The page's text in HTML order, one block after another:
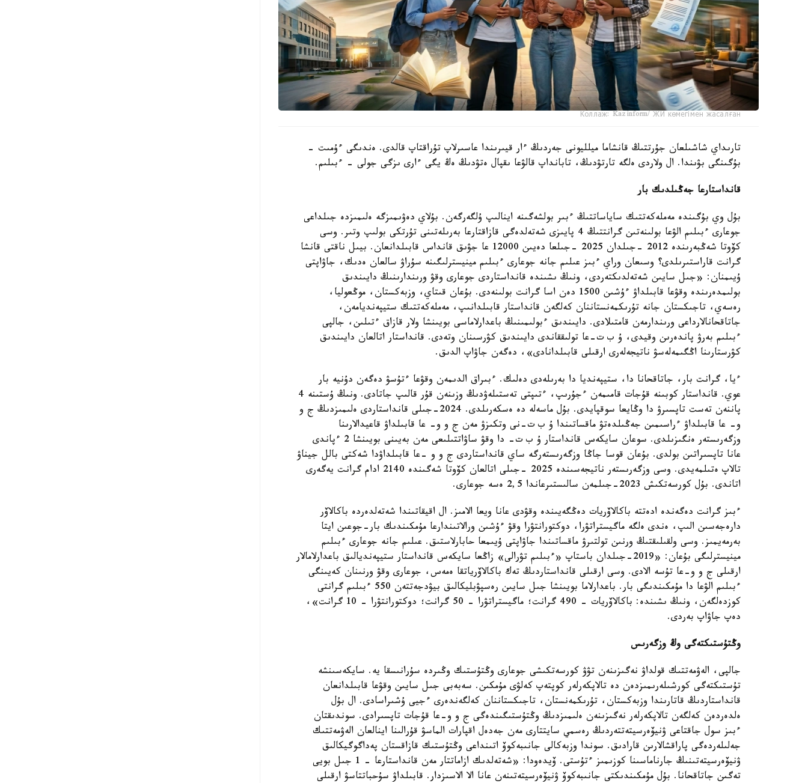
Коллаж: Kazinform/ ЖИ көмегімен жасалған
تارىداي شاشىلعان جۇرتتىڭ قانشاما ميلليونى جەردىڭ ءار قيىرىندا عاسىرلاپ تۇراقتاپ قالدى. ەندىگى ءۇمىت -
بۇگىنگى بۋىندا. ال ولاردى ەلگە تارتۋدىڭ، تابانداپ قالۋعا ىقپال ەتۋدىڭ ەڭ يگى ءارى ىزگى جولى - ءبىلىم.
قانداستارعا جەڭىلدىك بار
بۇل وي بۇگىندە مەملەكەتتىك ساياساتتىڭ ءبىر بولشەگىنە اينالىپ ۇلگەرگەن. بۇلاي دەۋىمىزگە ەلىمىزدە جىلداعى
جوعارى ءبىلىم الۋعا بولىنەتىن گرانتتىڭ 4 پايىزى شەتەلدەگى قازاقتارعا بەرىلەتىنى تۇرتكى بولىپ وتىر. وسى
كۆوتا شەڭبەرىندە 2012 -جىلدان 2025 -جىلعا دەيىن 12000 عا جۋىق قانداس قابىلدانعان. بيىل ناقتى قانشا
گرانت قاراستىرىلدى؟ وسىعان وراي ءبىز عىلىم جانە جوعارى ءبىلىم مينيسترلىگىنە سۇراۋ سالعان ەدىك، جاۋاپتى
ۇيىمنان: «جىل سايىن شەتەلدىكتەردى، ونىڭ ىشىندە قانداستاردى جوعارى وقۋ ورىندارىنىڭ دايىندىق
بولىمدەرىندە وقۋعا قابىلداۋ ءۇشىن 1500 دەن اسا گرانت بولىنەدى. بۇعان قىتاي، وزبەكستان، موڭعوليا،
رەسەي، تاجىكستان جانە تۇرىكمەنستاننان كەلگەن قانداستار قابىلدانىپ، مەملەكەتتىك ستيپەنديامەن،
جاتاقحانالارداعى ورىندارمەن قامتىلادى. دايىندىق ءبولىمىنىڭ باعدارلاماسى بويىنشا ولار قازاق ءتىلىن، جالپى
ءبىلىم بەرۋ پاندەرىن وقيدى، ۇ ب ت-عا تولىققاندى دايىندىق كۋرسىنان وتەدى. قانداستار اتالعان دايىندىق
كۋرستارىنا اڭگىمەلەسۋ ناتيجەلەرى ارقىلى قابىلدانادى»، دەگەن جاۋاپ الدىق.
ءيا، گرانت بار، جاتاقحانا دا، ستيپەنديا دا بەرىلەدى دەلىك. ءبىراق الدىمەن وقۋعا ءتۇسۋ دەگەن دۇنيە بار
عوي. قانداستار كوبىنە قۇجات قامىمەن ءجۇرىپ، ءتىپتى تەستىلەۋدىڭ وزىنەن قۇر قالىپ جاتادى. ونىڭ ۇستىنە 4
پاننەن تەست تاپسىرۋ دا وڭايعا سوقپايدى. بۇل ماسەلە دە ەسكەرىلدى. 2024-جىلى قانداستاردى ەلىمىزدىڭ ج و
و- عا قابىلداۋ ءراسىمىن جەڭىلدەتۋ ماقساتىندا ۇ ب ت-نى وتكىزۋ مەن ج و و- عا قابىلداۋ قاعيدالارىنا
وزگەرىستەر ەنگىزىلدى. سوعان سايكەس قانداستار ۇ ب ت- دا وقۋ ساۋاتتىلىعى مەن بەيىنى بويىنشا 2 ءپاندى
عانا تاپسىراتىن بولدى. بۇعان قوسا جاڭا وزگەرىستەرگە ساي قانداستاردى ج و و -عا قابىلداۋدا شەكتى بالل جيناۋ
تالاپ ەتىلمەيدى. وسى وزگەرىستەر ناتيجەسىندە 2025 -جىلى اتالعان كۆوتا شەگىندە 2140 ادام گرانت يەگەرى
اتاندى. بۇل كورسەتكىش 2023-جىلمەن سالىستىرعاندا 2,5 ەسە جوعارى.
ءبىز گرانت دەگەندە ادەتتە باكالاۆريات دەڭگەيىندە وقۋدى عانا ويعا الامىز. ال اقيقاتىندا شەتەلدەردە باكالاۆر
دارەجەسىن الىپ، ەندى ەلگە ماگيستراتۋرا، دوكتورانتۋرا وقۋ ءۇشىن ورالاتىندارعا مۇمكىندىك بار-جوعىن ايتا
بەرمەيمىز. وسى ولقىلىقتىڭ ورنىن تولتىرۋ ماقساتىندا جاۋاپتى ۇيىمعا حابارلاستىق. عىلىم جانە جوعارى ءبىلىم
مينيسترلىگى بۇعان: «2019-جىلدان باستاپ «ءبىلىم تۋرالى» زاڭعا سايكەس قانداستار ستيپەنديالىق باعدارلامالار
ارقىلى ج و و-عا تۇسە الادى. وسى ارقىلى قانداستاردىڭ تەك باكالاۆرياتقا ەمەس، جوعارى وقۋ ورنىنان كەيىنگى
ءبىلىم الۋعا دا مۇمكىندىگى بار. باعدارلاما بويىنشا جىل سايىن رەسپۋبليكالىق بيۋدجەتتەن 550 ءبىلىم گرانتى
كوزدەلگەن، ونىڭ ىشىندە: باكالاۆريات - 490 گرانت؛ ماگيستراتۋرا - 50 گرانت؛ دوكتورانتۋرا - 10 گرانت»،
دەپ جاۋاپ بەردى.
وڭتۇستىكتەگى وڭ وزگەرىس
جالپى، الەۋمەتتىك قولداۋ نەگىزىنەن تۋۋ كورسەتكىشى جوعارى وڭتۇستىك وڭىردە سۇرانىسقا يە. سايكەسىنشە
تۇستىكتەگى كورشىلەرىمىزدەن دە تالاپكەرلەر كوپتەپ كەلۋى مۇمكىن. سەبەبى جىل سايىن وقۋعا قابىلدانعان
قانداستاردىڭ قاتارىندا وزبەكستان، تۇرىكمەنستان، تاجىكستاننان كەلگەندەرى ءجيى ۇشىراسادى. ال بۇل
ەلدەردەن كەلگەن تالاپكەرلەر نەگىزىنەن ەلىمىزدىڭ وڭتۇستىگىندەگى ج و و-عا قۇجات تاپسىرادى. سوندىقتان
ءبىز سول جاقتاعى ۋنيۆەرسيتەتتەردىڭ رەسمي سايتتارى مەن جەدەل اقپارات الماسۋ قۇرالىنا اينالعان الەۋمەتتىك
جەلىلەردەگى پاراقشالارىن قارادىق. سوندا وزبەكالى جانىبەكوۆ اتىنداعى وڭتۇستىك قازاقستان پەداگوگيكالىق
ۋنيۆەرسيتەتىنىڭ جارناماسىنا كوزىمىز ءتۇستى. ۆيدەودا: «شەتەلدىك ازاماتتار مەن قانداستارعا - 1 جىل بويى
تەگىن جاتاقحانا. بۇل مۇمكىندىكتى جانىبەكوۆ ۋنيۆەرسيتەتىنەن عانا الا الاسىزدار. قابىلداۋ سۇحباتتاسۋ ارقىلى